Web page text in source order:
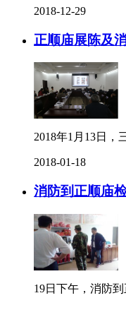
2018-12-29
正顺庙展陈及
2018年1月13日，
2018-01-18
消防到正顺庙
19日下午，消防